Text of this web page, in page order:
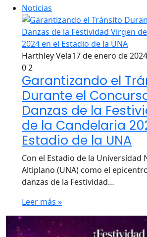
Noticias
Harthley Vela17 de enero de 2024
02
Garantizando el
Durante el
Danzas de la
de la Candelaria
Estadio de la UNA
Con el Estadio de la Universidad
Altiplano (UNA) como el
danzas de la Festividad…
Leer más »